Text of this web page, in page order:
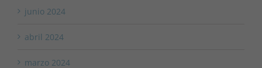
junio 2024
abril 2024
marzo 2024